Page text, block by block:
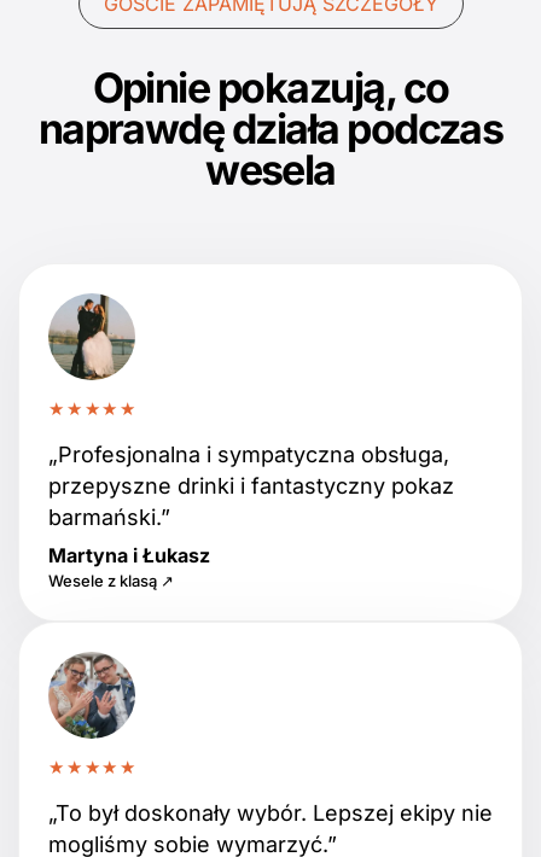
Opinie pokazują, co
naprawdę działa podczas
wesela
★★★★★
„Profesjonalna i sympatyczna obsługa,
przepyszne drinki i fantastyczny pokaz
barmański.”
Martyna i Łukasz
Wesele z klasą ↗
★★★★★
„To był doskonały wybór. Lepszej ekipy nie
mogliśmy sobie wymarzyć.”